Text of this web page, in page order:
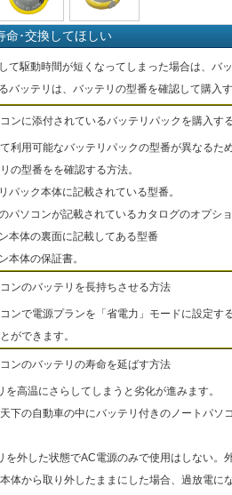
命･交換してほしい
て駆動時間が短くなってしまった場合は、バ
バッテリは、バッテリの型番を確認して購入
ンに添付されているバッテリパックを購入す
利用可能なバッテリパックの型番が異なるた
の型番をを確認する方法。
パック本体に記載されている型番。
パソコンが記載されているカタログのオプショ
本体の裏面に記載してある型番
本体の保証書。
ンのバッテリを長持ちさせる方法
ンで電源プランを「省電力」モードに設定す
ができます。
ンのバッテリの寿命を延ばす方法
を高温にさらしてしまうと劣化が進みます。
下の自動車の中にバッテリ付きのノートパソ
を外した状態でAC電源のみで使用はしない。
体から取り外したままにした場合、過放電に